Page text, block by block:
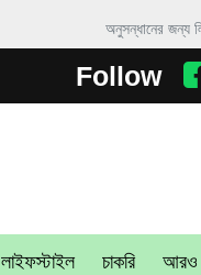
Follow
লাইফস্টাইল চাকরি আরও